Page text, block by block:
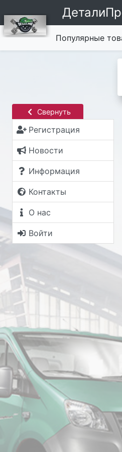
Популярные
Свернуть
Регистрация
Новости
Информация
Контакты
О нас
Войти